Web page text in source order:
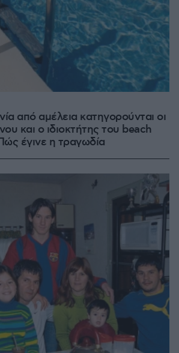
από αμέλεια κατηγορούνται οι
και ο ιδιοκτήτης του beach
έγινε η τραγωδία